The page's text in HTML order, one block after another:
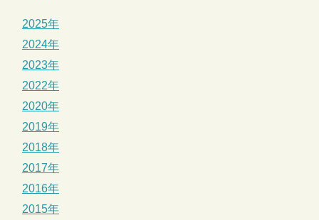
2025年
2024年
2023年
2022年
2020年
2019年
2018年
2017年
2016年
2015年